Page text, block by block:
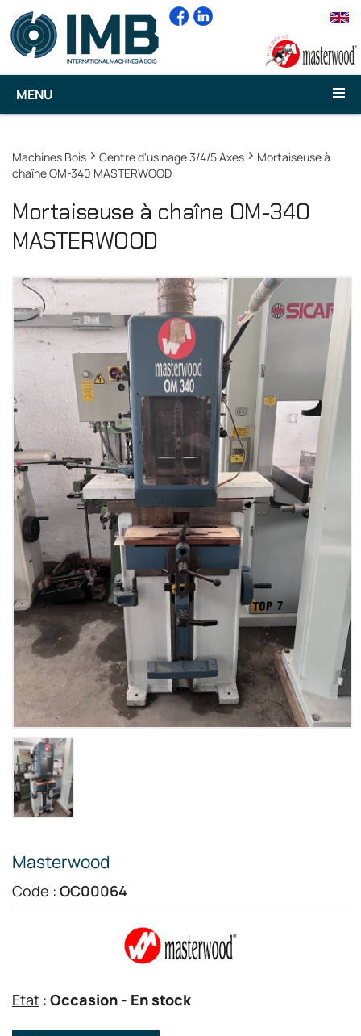
MENU
Machines Bois Centre d'usinage 3/4/5 Axes
Mortaiseuse à
chaîne OM-340 MASTERWOOD
Mortaiseuse à chaîne OM-340
MASTERWOOD
Masterwood
Code : OC00064
Etat : Occasion - En stock